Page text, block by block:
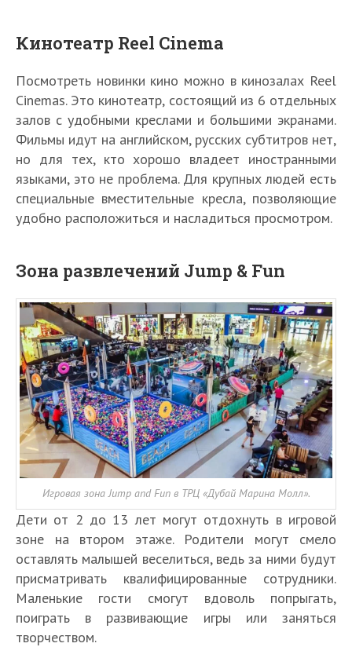
Кинотеатр Reel Cinema
Посмотреть новинки кино можно в кинозалах Reel
Cinemas. Это кинотеатр, состоящий из 6 отдельных
залов с удобными креслами и большими экранами.
Фильмы идут на английском, русских субтитров нет,
но для тех, кто хорошо владеет иностранными
языками, это не проблема. Для крупных людей есть
специальные вместительные кресла, позволяющие
удобно расположиться и насладиться просмотром.
Зона развлечений Jump & Fun
Игровая зона Jump and Fun в ТРЦ «Дубай Марина Молл».
Дети от 2 до 13 лет могут отдохнуть в игровой
зоне на втором этаже. Родители могут смело
оставлять малышей веселиться, ведь за ними будут
присматривать квалифицированные сотрудники.
Маленькие гости смогут вдоволь попрыгать,
поиграть в развивающие игры или заняться
творчеством.